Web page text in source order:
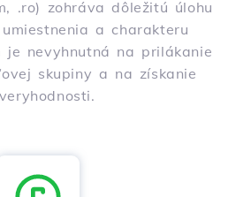
.ro) zohráva dôležitú úlohu
a charakteru
je nevyhnutná na prilákanie
skupiny a na získanie